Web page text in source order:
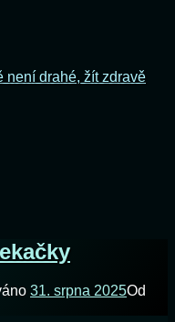
není drahé, žít zdravě
31. srpna 2025Od